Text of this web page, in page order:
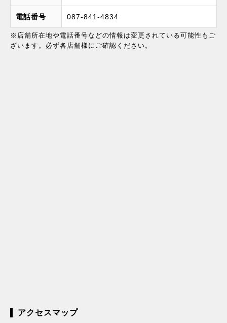
電話番号 087-841-4834
※店舗所在地や電話番号などの情報は変更されている可能性もご
ざいます。必ず各店舗様にご確認ください。
アクセスマップ